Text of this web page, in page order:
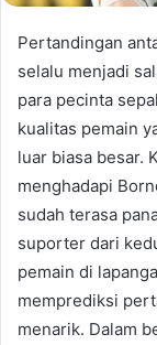
Pertandingan
selalu menjadi
para pecinta
kualitas pemain
luar biasa besar.
menghadapi
sudah terasa
suporter dari
pemain di
memprediksi
menarik. Dalam